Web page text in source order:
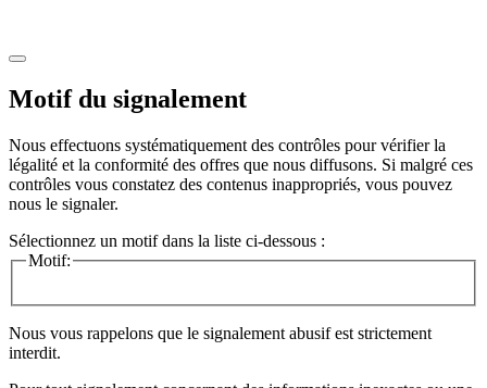
Motif du signalement
Nous effectuons systématiquement des contrôles pour vérifier la
légalité et la conformité des offres que nous diffusons. Si malgré ces
contrôles vous constatez des contenus inappropriés, vous pouvez
nous le signaler.
Sélectionnez un motif dans la liste ci-dessous :
Motif:
Nous vous rappelons que le signalement abusif est strictement
interdit.